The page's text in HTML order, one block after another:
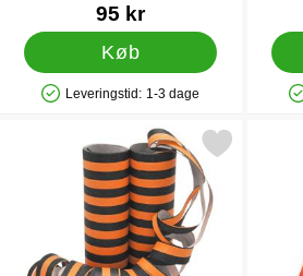
95 kr
Køb
Produkttilgængelighed: På lager
Leveringstid: 1-3 dage
Markér serpentin Orange/Sort 2-